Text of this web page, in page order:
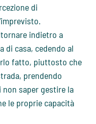
di
indietro a
di casa, cedendo al
fatto, piuttosto che
prendendo
saper gestire la
le proprie capacità